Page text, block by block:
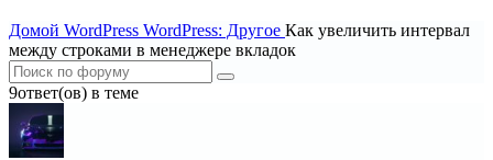
Домой WordPress WordPress: Другое Как увеличить интервал
между строками в менеджере вкладок
9ответ(ов) в теме